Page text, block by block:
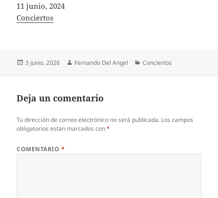
Fecha
11 junio, 2024
In relation to
Conciertos
Publicado
3 junio, 2026 Autor
Fernando Del Angel Categorías
Conciertos
Deja un comentario
Tu dirección de correo electrónico no será publicada. Los campos
obligatorios están marcados con*
COMENTARIO *